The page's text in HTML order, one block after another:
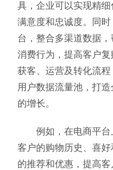
具，企业可以实现精
满意度和忠诚度。同
台，整合多渠道数据
消费行为，提高客户
获客、运营及转化流
用户数据流量池，打
的增长。
例如，在电商平台
客户的购物历史、喜
的推荐和优惠，提高